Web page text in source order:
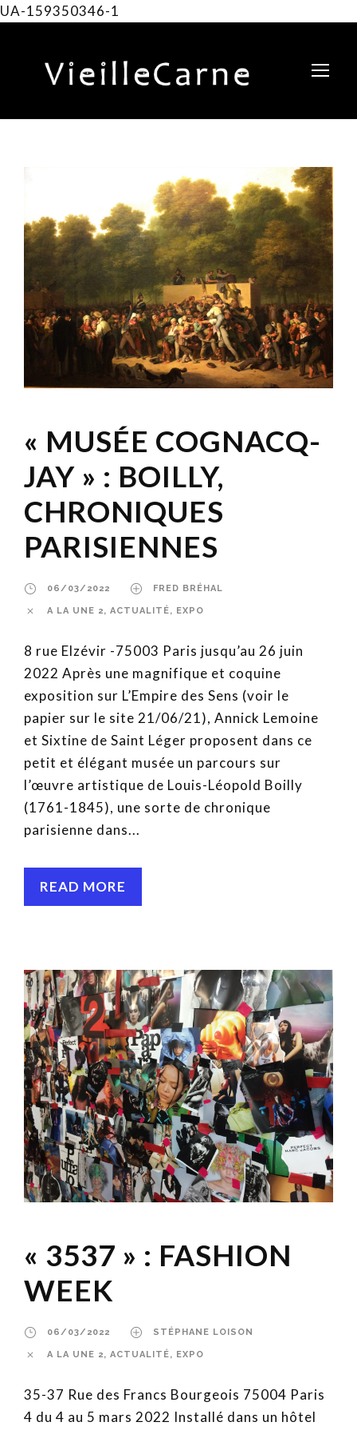
UA-159350346-1
« MUSÉE COGNACQ-
JAY » : BOILLY,
CHRONIQUES
PARISIENNES
06/03/2022 FRED BRÉHAL
A LA UNE 2, ACTUALITÉ, EXPO
8 rue Elzévir -75003 Paris jusqu’au 26 juin
2022 Après une magnifique et coquine
exposition sur L’Empire des Sens (voir le
papier sur le site 21/06/21), Annick Lemoine
et Sixtine de Saint Léger proposent dans ce
petit et élégant musée un parcours sur
l’œuvre artistique de Louis-Léopold Boilly
(1761-1845), une sorte de chronique
parisienne dans...
READ MORE
« 3537 » : FASHION
WEEK
06/03/2022 STÉPHANE LOISON
A LA UNE 2, ACTUALITÉ, EXPO
35-37 Rue des Francs Bourgeois 75004 Paris
4 du 4 au 5 mars 2022 Installé dans un hôtel